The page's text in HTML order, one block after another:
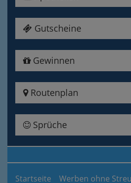
Gutscheine
Gewinnen
Routenplan
Sprüche
Startseite Werben ohne